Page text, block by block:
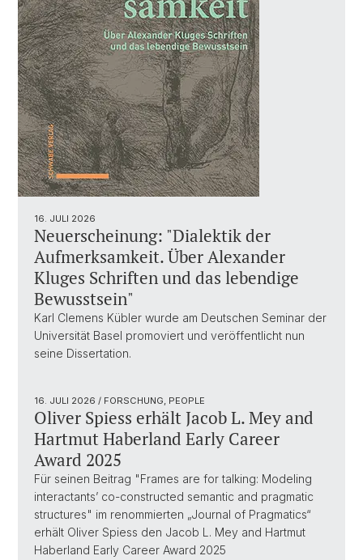
16. JULI 2026
Neuerscheinung: "Dialektik der
Aufmerksamkeit. Über Alexander
Kluges Schriften und das lebendige
Bewusstsein"
Karl Clemens Kübler wurde am Deutschen Seminar der
Universität Basel promoviert und veröffentlicht nun
seine Dissertation.
16. JULI 2026 / FORSCHUNG, PEOPLE
Oliver Spiess erhält Jacob L. Mey and
Hartmut Haberland Early Career
Award 2025
Für seinen Beitrag "Frames are for talking: Modeling
interactants’ co-constructed semantic and pragmatic
structures" im renommierten „Journal of Pragmatics“
erhält Oliver Spiess den Jacob L. Mey and Hartmut
Haberland Early Career Award 2025